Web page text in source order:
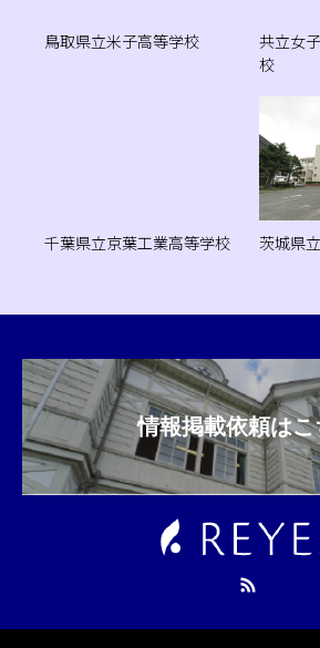
鳥取県立米子高等学校
共立女
校
千葉県立京葉工業高等学校 茨城県
情報掲載依頼はこ